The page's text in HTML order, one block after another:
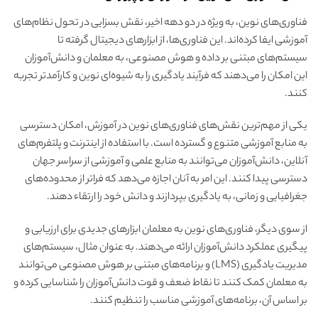
فناوری‌های نوین، به ویژه در دو دهه اخیر، نقش بسزایی در تحول نظام‌های
آموزشی ایفا کرده‌اند. این فناوری‌ها، از ابزارهای دیجیتال گرفته تا
سیستم‌های مبتنی بر داده و هوش مصنوعی، به معلمان و دانش‌آموزان
این امکان را می‌دهند که فرآیند یادگیری را به شیوه‌ای نوین و کارآمدتر تجربه
کنند.
یکی از مهم‌ترین نقش‌های فناوری‌های نوین در آموزش، امکان دسترسی
به منابع آموزشی متنوع و گسترده است. با استفاده از اینترنت و پلتفرم‌های
آنلاین، دانش‌آموزان می‌توانند به منابع علمی و آموزشی از سراسر جهان
دسترسی پیدا کنند. این امر به آنان اجازه می‌دهد که فراتر از محدوده‌های
جغرافیایی و زمانی، به یادگیری بپردازند و دانش خود را ارتقاء دهند.
از سوی دیگر، فناوری‌های نوین به معلمان ابزارهای جدیدی برای ارزیابی و
پیگیری عملکرد دانش‌آموزان ارائه می‌دهند. به عنوان مثال، سیستم‌های
مدیریت یادگیری (LMS) و برنامه‌های مبتنی بر هوش مصنوعی می‌توانند
به معلمان کمک کنند تا نقاط ضعف و قوت دانش‌آموزان را شناسایی کرده و
بر اساس آن، برنامه‌های آموزشی مناسب را تنظیم کنند.